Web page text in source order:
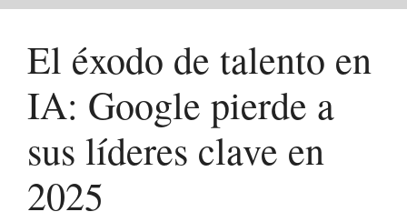
El éxodo de talento en
IA: Google pierde a
sus líderes clave en
2025